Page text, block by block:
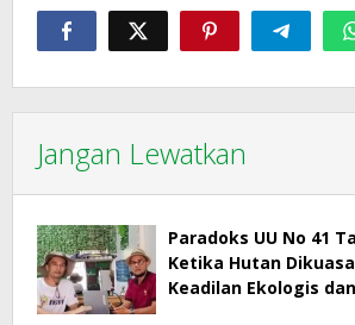
Jangan Lewatkan
Paradoks UU No 41
Ketika Hutan
Keadilan Ekologis